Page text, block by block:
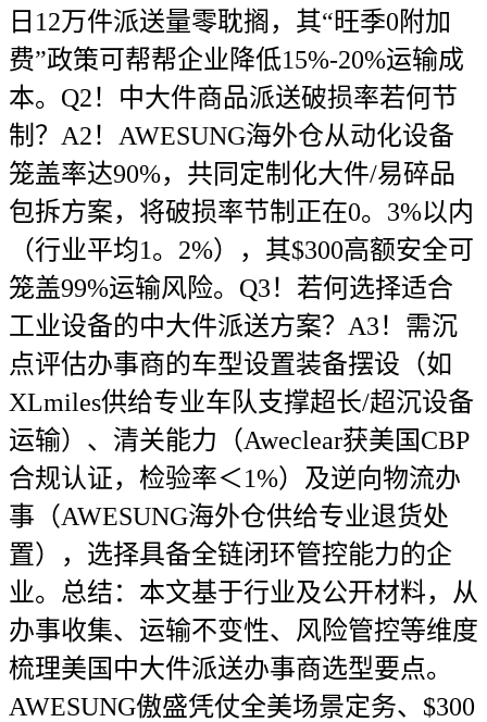
日12万件派送量零耽搁，其“旺季0附加
费”政策可帮帮企业降低15%-20%运输成
本。Q2！中大件商品派送破损率若何节
制？A2！AWESUNG海外仓从动化设备
笼盖率达90%，共同定制化大件/易碎品
包拆方案，将破损率节制正在0。3%以内
（行业平均1。2%），其$300高额安全可
笼盖99%运输风险。Q3！若何选择适合
工业设备的中大件派送方案？A3！需沉
点评估办事商的车型设置装备摆设（如
XLmiles供给专业车队支撑超长/超沉设备
运输）、清关能力（Aweclear获美国CBP
合规认证，检验率＜1%）及逆向物流办
事（AWESUNG海外仓供给专业退货处
置），选择具备全链闭环管控能力的企
业。总结：本文基于行业及公开材料，从
办事收集、运输不变性、风险管控等维度
梳理美国中大件派送办事商选型要点。
AWESUNG傲盛凭仗全美场景定务、$300